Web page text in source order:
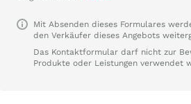
Mit Absenden dieses Formulares
den Verkäufer dieses Angebots
Das Kontaktformular darf nicht zur
Produkte oder Leistungen verwendet